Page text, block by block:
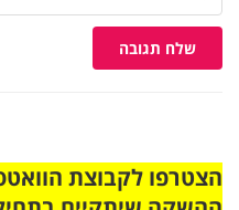
שלח תגובה